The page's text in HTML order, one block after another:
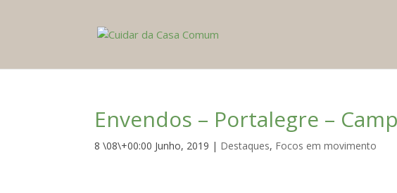
Envendos – Portalegre –
8 \08\+00:00 Junho, 2019 | Destaques, Focos em movimento